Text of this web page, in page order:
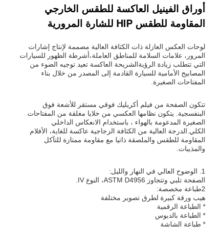
أوراق الفينيل العاكسة للطقس الخارجي
المقاومة للطقس HIP للشارة المرورية
لوحات العكس العازلة ذات الكثافة العالية مصممة لإنتاج إشارات
المرور، علامات السلامة للمناطق العاملة،أشرطة الظهور للسيارات
التي تتطلب زيادة الرؤيةالشريحة العاكسة تعيد توجيه الضوء من
المصابيح الأمامية للسيارة القادمة إلى المصدر من خلال بناء
المفتاحات الصغيرة.
تتكون الصفحة من فيلم أكريليك فوقي مستقر للأشعة فوق
البنفسجية. يتكون نظامها العكسي من خلايا مغلقة من المفتاحات
الصغيرة المدعومة بالهواء ، باستخدام الانعكاس الداخلي
الكلي.الدرجة العالية من الكثافة الزجاجية عاكسة للغاية، الأفلام
المقاومة للطقس والملصقة ذاتيا مع مقاومة ممتازة للتآكل
والمذيبات.
1. الوضوح العالي في النهار والليل:
الصفحة تلبي وتتجاوز ASTM D4956، النوع IV.
2طباعة مخصصة:
هيب ورقة كبيرة لطرق تصوير مختلفة
* الطباعة الرقمية
* الطباعة بالدبوس
* طباعة الشاشة